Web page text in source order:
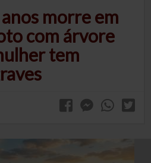
morre em
com árvore
tem